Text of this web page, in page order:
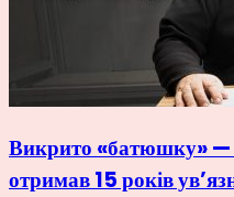
Викрито «батюшку» —
отримав 15 років